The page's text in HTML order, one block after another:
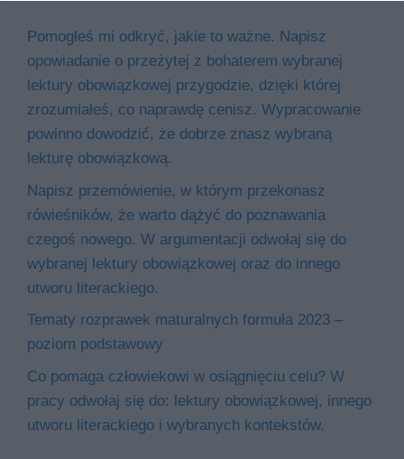
Pomogłeś mi odkryć, jakie to ważne. Napisz
opowiadanie o przeżytej z bohaterem wybranej
lektury obowiązkowej przygodzie, dzięki której
zrozumiałeś, co naprawdę cenisz. Wypracowanie
powinno dowodzić, że dobrze znasz wybraną
lekturę obowiązkową.
Napisz przemówienie, w którym przekonasz
rówieśników, że warto dążyć do poznawania
czegoś nowego. W argumentacji odwołaj się do
wybranej lektury obowiązkowej oraz do innego
utworu literackiego.
Tematy rozprawek maturalnych formuła 2023 –
poziom podstawowy
Co pomaga człowiekowi w osiągnięciu celu? W
pracy odwołaj się do: lektury obowiązkowej, innego
utworu literackiego i wybranych kontekstów.